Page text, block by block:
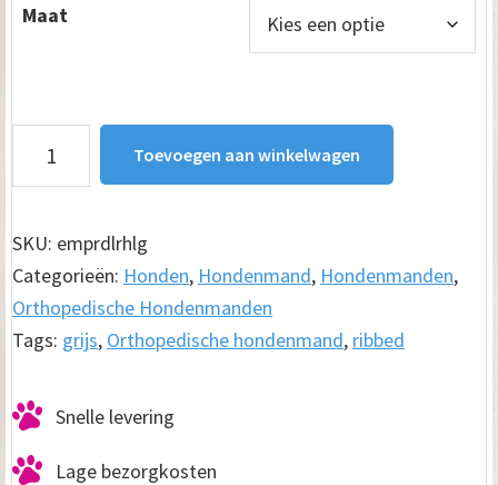
Maat
Hondenmand
Deluxe
Rechthoek
Lichtgrijs
aantal
Toevoegen aan winkelwagen
SKU: emprdlrhlg
Categorieën: Honden, Hondenmand, Hondenmanden,
Orthopedische Hondenmanden
Tags: grijs, Orthopedische hondenmand, ribbed
Snelle levering
Lage bezorgkosten